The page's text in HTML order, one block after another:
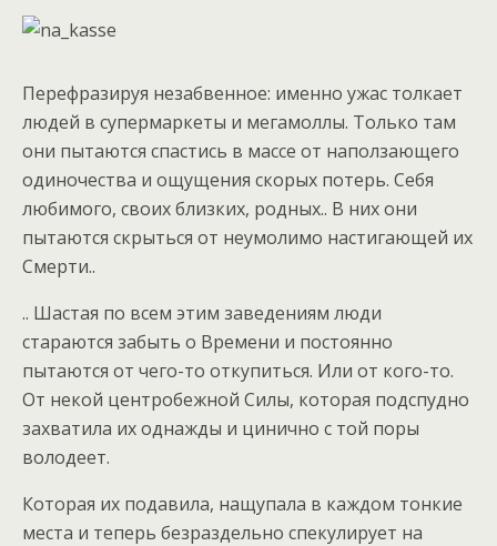
Перефразируя незабвенное: именно ужас толкает
людей в супермаркеты и мегамоллы. Только там
они пытаются спастись в массе от наползающего
одиночества и ощущения скорых потерь. Себя
любимого, своих близких, родных.. В них они
пытаются скрыться от неумолимо настигающей их
Смерти..
.. Шастая по всем этим заведениям люди
стараются забыть о Времени и постоянно
пытаются от чего-то откупиться. Или от кого-то.
От некой центробежной Силы, которая подспудно
захватила их однажды и цинично с той поры
володеет.
Которая их подавила, нащупала в каждом тонкие
места и теперь безраздельно спекулирует на